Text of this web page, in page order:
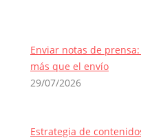
Enviar notas de
más que el envío
29/07/2026
Estrategia de